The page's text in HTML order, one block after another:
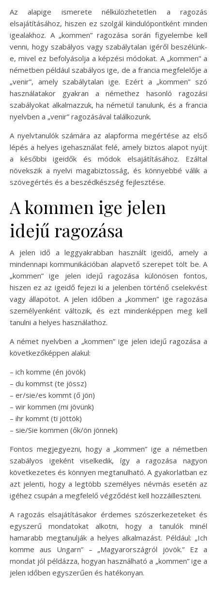
Az alapige ismerete nélkülözhetetlen a ragozás
elsajátításához, hiszen ez szolgál kiindulópontként minden
igealakhoz. A „kommen” ragozása során figyelembe kell
venni, hogy szabályos vagy szabálytalan igéről beszélünk-
e, mivel ez befolyásolja a képzési módokat. A „kommen” a
németben például szabályos ige, de a francia megfelelője a
„venir”, amely szabálytalan ige. Ezért a „kommen” szó
használatakor gyakran a némethez hasonló ragozási
szabályokat alkalmazzuk, ha németül tanulunk, és a francia
nyelvben a „venir” ragozásával találkozunk.
A nyelvtanulók számára az alapforma megértése az első
lépés a helyes igehasználat felé, amely biztos alapot nyújt
a későbbi igeidők és módok elsajátításához. Ezáltal
növekszik a nyelvi magabiztosság, és könnyebbé válik a
szövegértés és a beszédkészség fejlesztése.
A kommen ige jelen
idejű ragozása
A jelen idő a leggyakrabban használt igeidő, amely a
mindennapi kommunikációban alapvető szerepet tölt be. A
„kommen” ige jelen idejű ragozása különösen fontos,
hiszen ez az igeidő fejezi ki a jelenben történő cselekvést
vagy állapotot. A jelen időben a „kommen” ige ragozása
személyenként változik, és ezt mindenképpen meg kell
tanulni a helyes használathoz.
A német nyelvben a „kommen” ige jelen idejű ragozása a
következőképpen alakul:
– ich komme (én jövök)
– du kommst (te jössz)
– er/sie/es kommt (ő jön)
– wir kommen (mi jövünk)
– ihr kommt (ti jöttök)
– sie/Sie kommen (ők/ön jönnek)
Fontos megjegyezni, hogy a „kommen” ige a németben
szabályos igeként viselkedik, így a ragozása nagyon
következetes és könnyen megtanulható. A gyakorlatban ez
azt jelenti, hogy a legtöbb személyes névmás esetén az
igéhez csupán a megfelelő végződést kell hozzáilleszteni.
A ragozás elsajátításakor érdemes szószerkezeteket és
egyszerű mondatokat alkotni, hogy a tanulók minél
hamarabb megtanulják a helyes alkalmazást. Például: „Ich
komme aus Ungarn” – „Magyarországról jövök.” Ez a
mondat jól példázza, hogyan használható a „kommen” ige a
jelen időben egyszerűen és hatékonyan.